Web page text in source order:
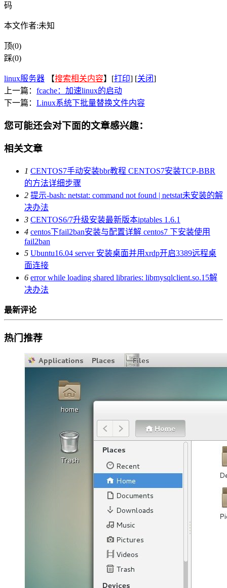
码
本文作者:未知
顶(0)
踩(0)
linux服务器 【搜索相关内容】[打印] [关闭]
上一篇： fcache：加速linux的启动
下一篇： Linux系统下批量替换文件内容
您可能还会对下面的文章感兴趣：
相关文章
1 CENTOS7手动安装bbr教程 CENTOS7安装TCP-BBR
的方法详细步骤
2 提示-bash: netstat: command not found | netstat未安装的解
决办法
3 CENTOS6/7升级安装最新版本iptables 1.6.1
4 centos下fail2ban安装与配置详解 centos7 下安装使用
fail2ban
5 Ubuntu16.04 server 安装桌面并用xrdp开启3389远程桌
面连接
6 error while loading shared libraries: libmysqlclient.so.15解
决办法
最新评论
热门推荐